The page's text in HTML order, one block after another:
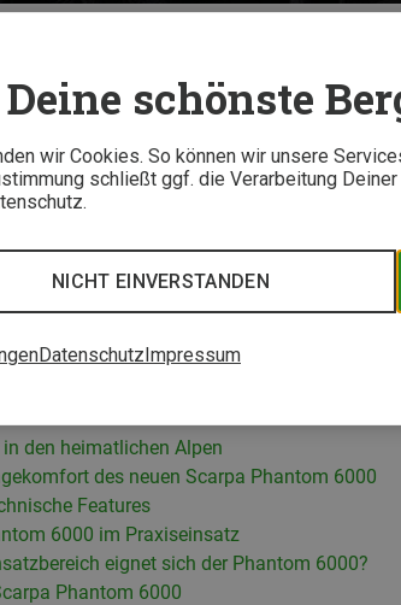
schönste
wir Cookies. So können wir unsere
schließt ggf. die Verarbeitung
NICHT EINVERSTANDEN
DatenschutzImpressum
wo der neue Bergschuh Scarpa
geschaffen, ist der Phantom
an den Fuß für mehr Sicherheit.
in den heimatlichen Alpen
des neuen Scarpa Phantom 6000
Features
6000 im Praxiseinsatz
eignet sich der Phantom 6000?
Phantom 6000